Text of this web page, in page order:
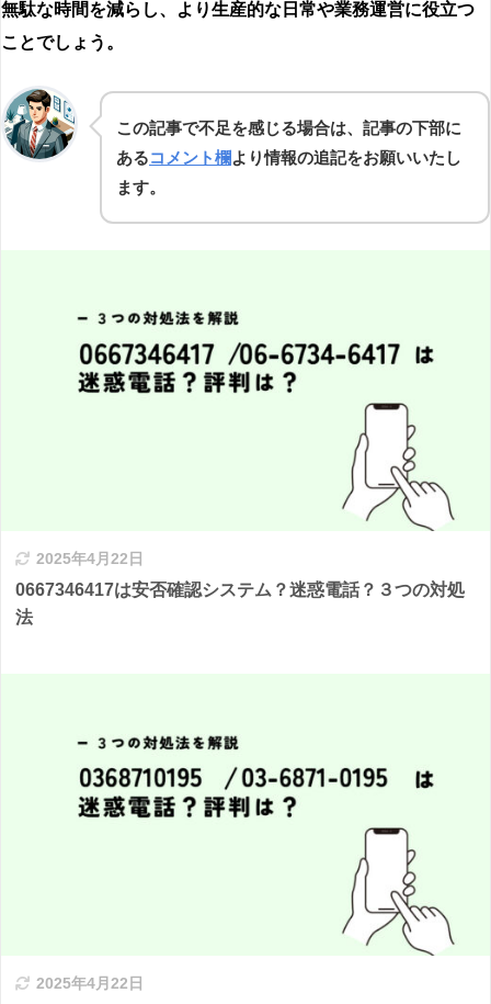
無駄な時間を減らし、より生産的な日常や業務運営に役立つ
ことでしょう。
この記事で不足を感じる場合は、記事の下部に
あるコメント欄より情報の追記をお願いいたし
ます。
2025年4月22日
0667346417は安否確認システム？迷惑電話？３つの対処
法
2025年4月22日